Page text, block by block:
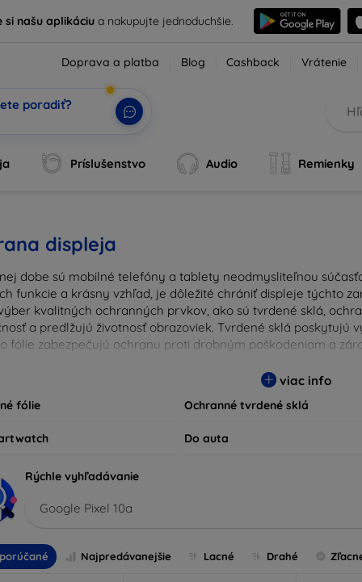
si našu aplikáciua nakupujte jednoduchšie.
Doprava a platba Blog Cashback Vrátenie
poradiť?
Príslušenstvo Audio Remienky
displeja
dobe sú mobilné telefóny a tablety neodmysliteľnou
funkcie a krásny vzhľad, je dôležité chrániť displeje týchto
kvalitných ochranných prvkov, ako sú tvrdené sklá,
a predlžujú životnosť obrazoviek. Tvrdené sklá poskytujú
fólie zabezpečujú ochranu proti drobným poškodeniam a
kompatibilné s rôznymi značkami a modelmi, čímviac info
fólie Ochranné tvrdené sklá
Do auta
Rýchle vyhľadávanie
Google Pixel 10a
Najpredávanejšie Lacné Drahé